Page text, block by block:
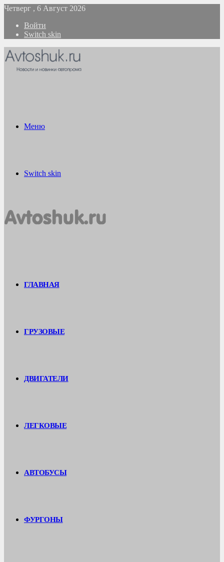
Четверг , 6 Август 2026
Войти
Switch skin
Меню
Switch skin
ГЛАВНАЯ
ГРУЗОВЫЕ
ДВИГАТЕЛИ
ЛЕГКОВЫЕ
АВТОБУСЫ
ФУРГОНЫ